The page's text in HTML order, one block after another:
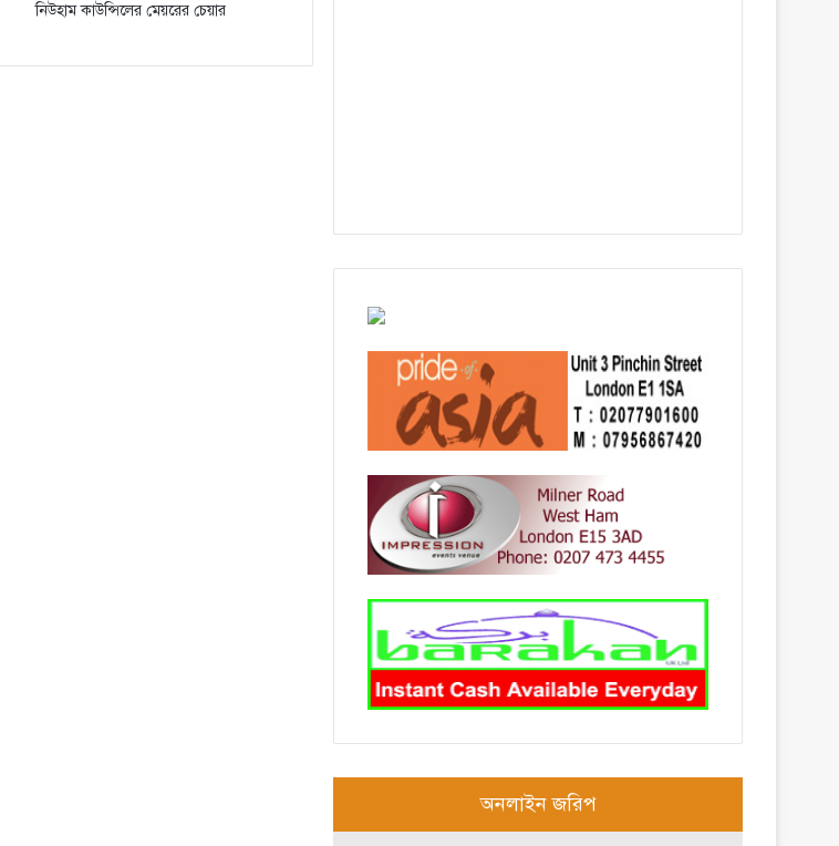
নিউহাম কাউন্সিলের মেয়রের চেয়ার
অনলাইন জরিপ